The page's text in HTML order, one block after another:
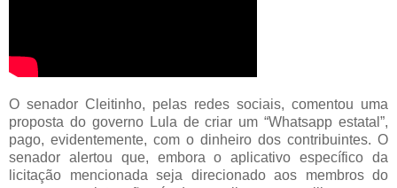
O senador Cleitinho, pelas redes sociais, comentou uma
proposta do governo Lula de criar um “Whatsapp estatal”,
pago, evidentemente, com o dinheiro dos contribuintes. O
senador alertou que, embora o aplicativo específico da
licitação mencionada seja direcionado aos membros do